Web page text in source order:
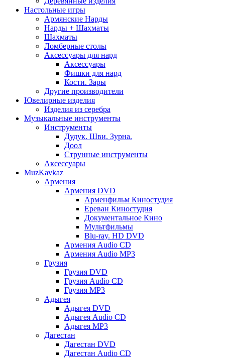
Настольные игры
Армянские Нарды
Нарды + Шахматы
Шахматы
Ломберные столы
Аксессуары для нард
Аксессуары
Фишки для нард
Кости. Зары
Другие производители
Ювелирные изделия
Изделия из серебра
Музыкальные инструменты
Инструменты
Дудук. Шви. Зурна.
Доол
Струнные инструменты
Аксессуары
MuzKavkaz
Армения
Армения DVD
Арменфильм Киностудия
Ереван Киностудия
Документальное Кино
Мультфильмы
Blu-ray. HD DVD
Армения Audio CD
Армения Audio MP3
Грузия
Грузия DVD
Грузия Audio CD
Грузия MP3
Адыгея
Адыгея DVD
Адыгея Audio CD
Адыгея MP3
Дагестан
Дагестан DVD
Дагестан Audio CD